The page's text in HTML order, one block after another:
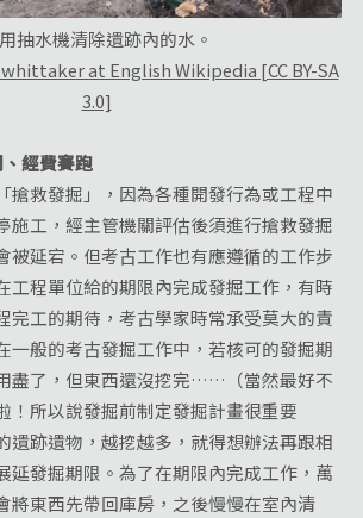
抽水機清除遺跡內的水。
at English Wikipedia [CC BY-SA
3.0]
經費賽跑
搶救發掘」，因為各種開發行為或工程中
施工，經主管機關評估後須進行搶救發掘
被延宕。但考古工作也有應遵循的工作步
工程單位給的期限內完成發掘工作，有時
完工的期待，考古學家時常承受莫大的責
一般的考古發掘工作中，若核可的發掘期
盡了，但東西還沒挖完……（當然最好不
！所以說發掘前制定發掘計畫很重要
遺跡遺物，越挖越多，就得想辦法再跟相
延發掘期限。為了在期限內完成工作，萬
將東西先帶回庫房，之後慢慢在室內清